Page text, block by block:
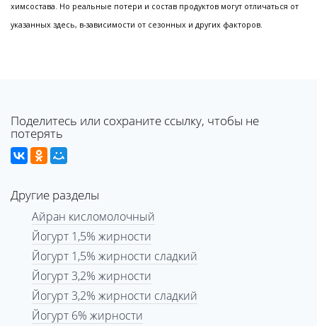
химсостава. Но реальные потери и состав продуктов могут отличаться от
указанных здесь, в-зависимости от сезонных и других факторов.
Поделитесь или сохраните ссылку, чтобы не
потерять
Другие разделы
Айран кисломолочный
Йогурт 1,5% жирности
Йогурт 1,5% жирности сладкий
Йогурт 3,2% жирности
Йогурт 3,2% жирности сладкий
Йогурт 6% жирности